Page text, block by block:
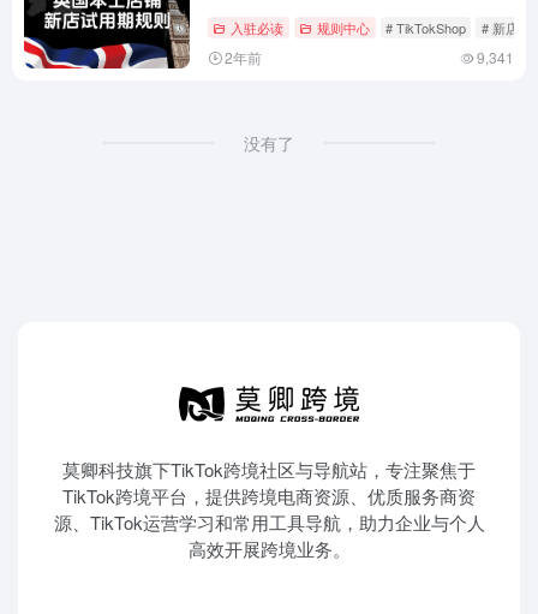
入驻必读 规则中心 # TikTokShop # 新店考
2年前 9,341
没有了
莫卿科技旗下TikTok跨境社区与导航站，专注聚焦于
TikTok跨境平台，提供跨境电商资源、优质服务商资
源、TikTok运营学习和常用工具导航，助力企业与个人
高效开展跨境业务。